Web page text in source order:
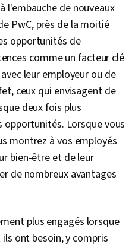
l'embauche de nouveaux
PwC, près de la moitié
opportunités de
comme un facteur clé
leur employeur ou de
ceux qui envisagent de
deux fois plus
opportunités​​. Lorsque vous
montrez à vos employés
bien-être et de leur
de nombreux avantages
plus engagés lorsque
ont besoin, y compris